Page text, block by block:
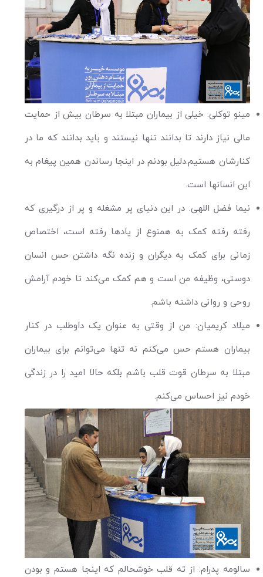
مینو توکلی: خیلی از بیماران مبتلا به سرطان بیش از حمایت
مالی نیاز دارند تا بدانند تنها نیستند و باید بدانند که ما در
کنارشان هستیم.دلیل بودنم در اینجا رساندن همین پیغام به
این انسانها است.
نیما فضل اللهی: در این دنیای پر مشغله و پر از درگیری که
رفته رفته کمک به همنوع از یاد‌ها رفته است، اختصاص
زمانی برای کمک به دیگران و زنده نگه داشتن حس انسان
دوستی، وظیفه من است و هم کمک می‌کند تا خودم آرامش
روحی و روانی داشته باشم.
میلاد کریمیان: من از وقتی به عنوان یک داوطلب در کنار
بیماران هستم حس می‌کنم نه تنها می‌توانم برای بیماران
مبتلا به سرطان قوت قلب باشم بلکه حالا امید را در زندگی
خودم نیز احساس می‌کنم.
سالومه پدرام: از ته قلب خوشحالم که اینجا هستم و بودن